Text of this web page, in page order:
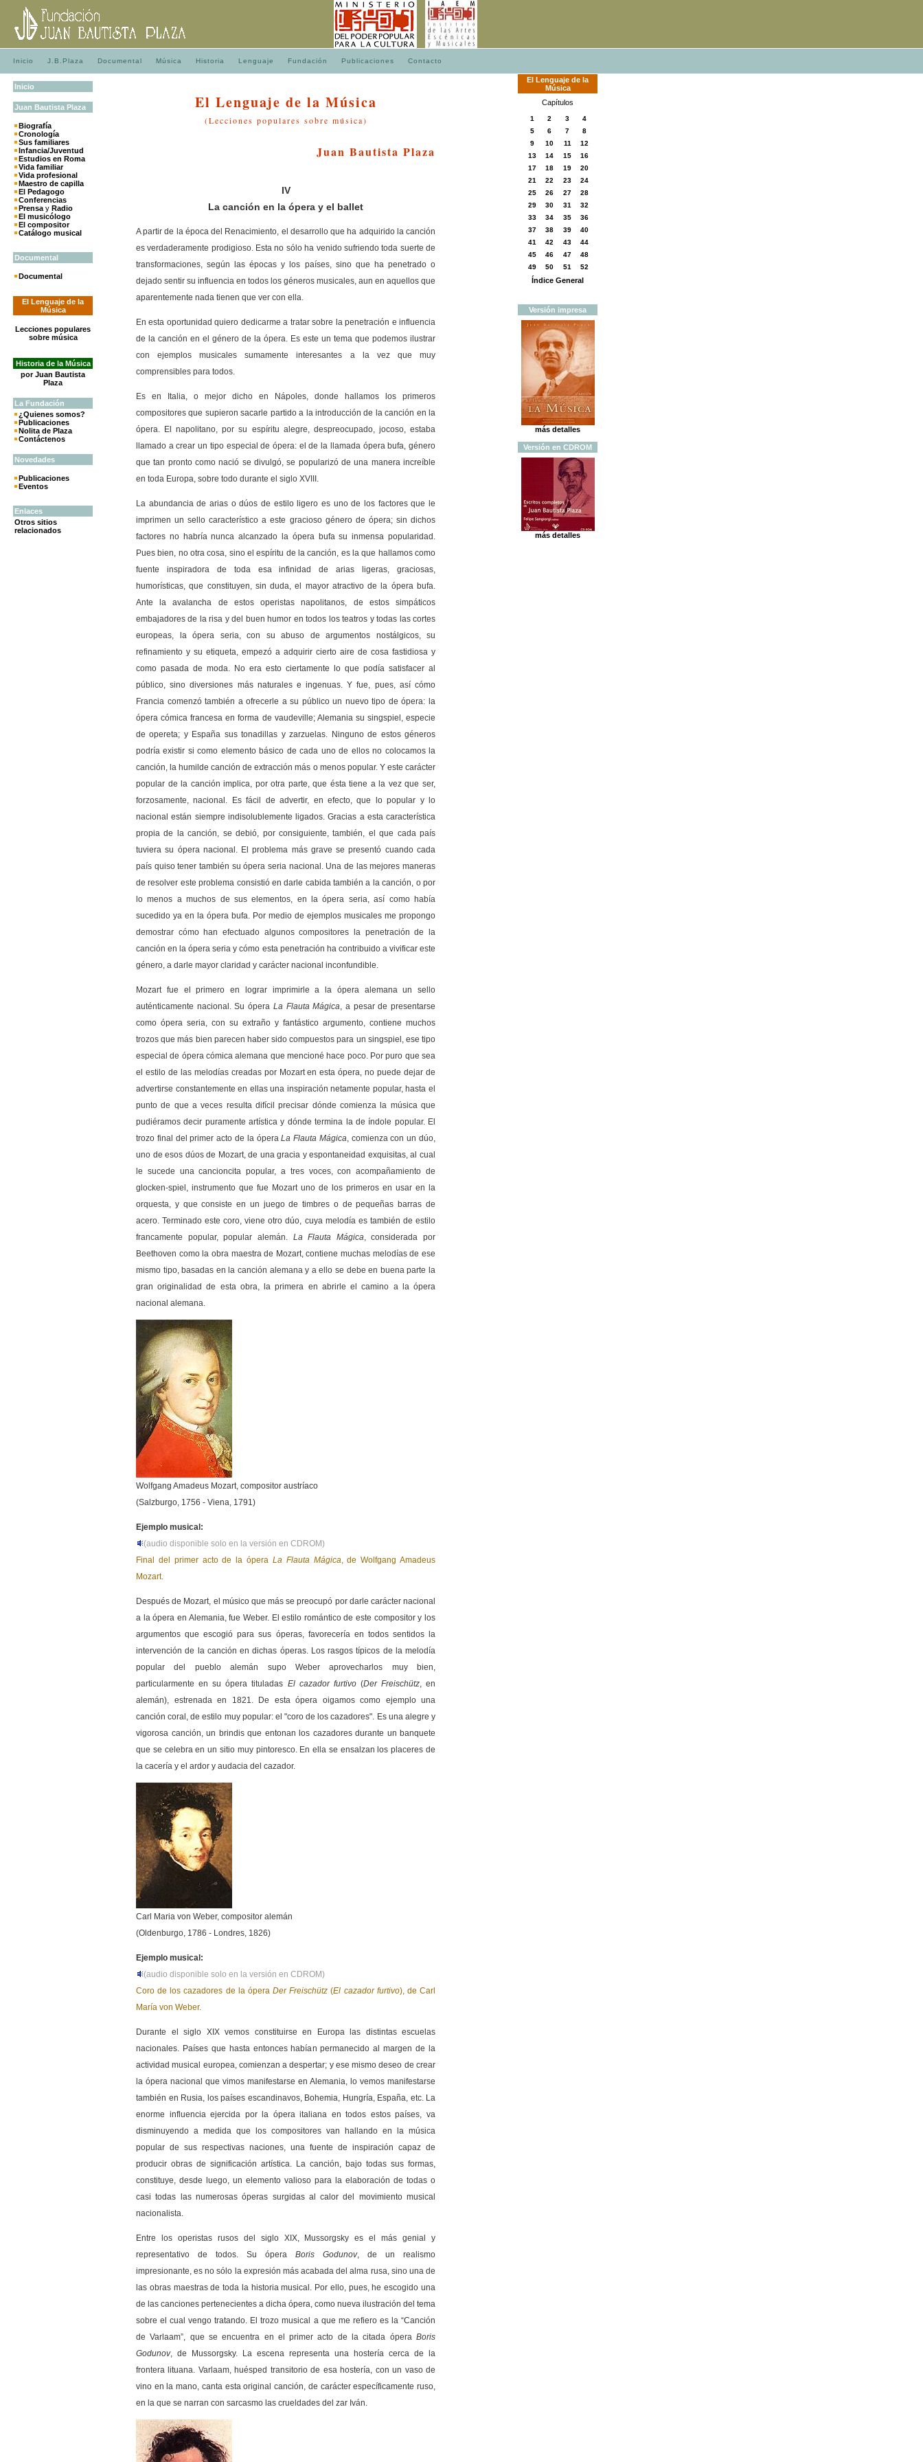
Inicio J.B.Plaza Documental Música Historia Lenguaje Fundación Publicaciones Contacto
Inicio
Juan Bautista Plaza
Biografía
Cronología
Sus familiares
Infancia/Juventud
Estudios en Roma
Vida familiar
Vida profesional
Maestro de capilla
El Pedagogo
Conferencias
Prensa y Radio
El musicólogo
El compositor
Catálogo musical
Documental
Documental
El Lenguaje de la
Música
Lecciones populares
sobre música
Historia de la Música
por Juan Bautista
Plaza
La Fundación
¿Quienes somos?
Publicaciones
Nolita de Plaza
Contáctenos
Novedades
Publicaciones
Eventos
Enlaces
Otros sitios
relacionados
El Lenguaje de la Música
(Lecciones populares sobre música)
Juan Bautista Plaza
IV
La canción en la ópera y el ballet
A partir de la época del Renacimiento, el desarrollo que ha adquirido la canción
es verdaderamente prodigioso. Esta no sólo ha venido sufriendo toda suerte de
transformaciones, según las épocas y los países, sino que ha penetrado o
dejado sentir su influencia en todos los géneros musicales, aun en aquellos que
aparentemente nada tienen que ver con ella.
En esta oportunidad quiero dedicarme a tratar sobre la penetración e influencia
de la canción en el género de la ópera. Es este un tema que podemos ilustrar
con ejemplos musicales sumamente interesantes a la vez que muy
comprensibles para todos.
Es en Italia, o mejor dicho en Nápoles, donde hallamos los primeros
compositores que supieron sacarle partido a la introducción de la canción en la
ópera. El napolitano, por su espíritu alegre, despreocupado, jocoso, estaba
llamado a crear un tipo especial de ópera: el de la llamada ópera bufa, género
que tan pronto como nació se divulgó, se popularizó de una manera increíble
en toda Europa, sobre todo durante el siglo XVIII.
La abundancia de arias o dúos de estilo ligero es uno de los factores que le
imprimen un sello característico a este gracioso género de ópera; sin dichos
factores no habría nunca alcanzado la ópera bufa su inmensa popularidad.
Pues bien, no otra cosa, sino el espíritu de la canción, es la que hallamos como
fuente inspiradora de toda esa infinidad de arias ligeras, graciosas,
humorísticas, que constituyen, sin duda, el mayor atractivo de la ópera bufa.
Ante la avalancha de estos operistas napolitanos, de estos simpáticos
embajadores de la risa y del buen humor en todos los teatros y todas las cortes
europeas, la ópera seria, con su abuso de argumentos nostálgicos, su
refinamiento y su etiqueta, empezó a adquirir cierto aire de cosa fastidiosa y
como pasada de moda. No era esto ciertamente lo que podía satisfacer al
público, sino diversiones más naturales e ingenuas. Y fue, pues, así cómo
Francia comenzó también a ofrecerle a su público un nuevo tipo de ópera: la
ópera cómica francesa en forma de vaudeville; Alemania su singspiel, especie
de opereta; y España sus tonadillas y zarzuelas. Ninguno de estos géneros
podría existir si como elemento básico de cada uno de ellos no colocamos la
canción, la humilde canción de extracción más o menos popular. Y este carácter
popular de la canción implica, por otra parte, que ésta tiene a la vez que ser,
forzosamente, nacional. Es fácil de advertir, en efecto, que lo popular y lo
nacional están siempre indisolublemente ligados. Gracias a esta característica
propia de la canción, se debió, por consiguiente, también, el que cada país
tuviera su ópera nacional. El problema más grave se presentó cuando cada
país quiso tener también su ópera seria nacional. Una de las mejores maneras
de resolver este problema consistió en darle cabida también a la canción, o por
lo menos a muchos de sus elementos, en la ópera seria, así como había
sucedido ya en la ópera bufa. Por medio de ejemplos musicales me propongo
demostrar cómo han efectuado algunos compositores la penetración de la
canción en la ópera seria y cómo esta penetración ha contribuido a vivificar este
género, a darle mayor claridad y carácter nacional inconfundible.
Mozart fue el primero en lograr imprimirle a la ópera alemana un sello
auténticamente nacional. Su ópera La Flauta Mágica, a pesar de presentarse
como ópera seria, con su extraño y fantástico argumento, contiene muchos
trozos que más bien parecen haber sido compuestos para un singspiel, ese tipo
especial de ópera cómica alemana que mencioné hace poco. Por puro que sea
el estilo de las melodías creadas por Mozart en esta ópera, no puede dejar de
advertirse constantemente en ellas una inspiración netamente popular, hasta el
punto de que a veces resulta difícil precisar dónde comienza la música que
pudiéramos decir puramente artística y dónde termina la de índole popular. El
trozo final del primer acto de la óperaLa Flauta Mágica, comienza con un dúo,
uno de esos dúos de Mozart, de una gracia y espontaneidad exquisitas, al cual
le sucede una cancioncita popular, a tres voces, con acompañamiento de
glocken-spiel, instrumento que fue Mozart uno de los primeros en usar en la
orquesta, y que consiste en un juego de timbres o de pequeñas barras de
acero. Terminado este coro, viene otro dúo, cuya melodía es también de estilo
francamente popular, popular alemán. La Flauta Mágica, considerada por
Beethoven como la obra maestra de Mozart, contiene muchas melodías de ese
mismo tipo, basadas en la canción alemana y a ello se debe en buena parte la
gran originalidad de esta obra, la primera en abrirle el camino a la ópera
nacional alemana.
Wolfgang Amadeus Mozart, compositor austríaco
(Salzburgo, 1756 - Viena, 1791)
Ejemplo musical:
(audio disponible solo en la versión en CDROM)
Final del primer acto de la ópera La Flauta Mágica, de Wolfgang Amadeus
Mozart.
Después de Mozart, el músico que más se preocupó por darle carácter nacional
a la ópera en Alemania, fue Weber. El estilo romántico de este compositor y los
argumentos que escogió para sus óperas, favorecería en todos sentidos la
intervención de la canción en dichas óperas. Los rasgos típicos de la melodía
popular del pueblo alemán supo Weber aprovecharlos muy bien,
particularmente en su ópera tituladas El cazador furtivo(Der Freischütz, en
alemán), estrenada en 1821. De esta ópera oigamos como ejemplo una
canción coral, de estilo muy popular: el "coro de los cazadores". Es una alegre y
vigorosa canción, un brindis que entonan los cazadores durante un banquete
que se celebra en un sitio muy pintoresco. En ella se ensalzan los placeres de
la cacería y el ardor y audacia del cazador.
Carl Maria von Weber, compositor alemán
(Oldenburgo, 1786 - Londres, 1826)
Ejemplo musical:
(audio disponible solo en la versión en CDROM)
Coro de los cazadores de la óperaDer Freischütz (El cazador furtivo), de Carl
María von Weber.
Durante el siglo XIX vemos constituirse en Europa las distintas escuelas
nacionales. Países que hasta entonces habían permanecido al margen de la
actividad musical europea, comienzan a despertar; y ese mismo deseo de crear
la ópera nacional que vimos manifestarse en Alemania, lo vemos manifestarse
también en Rusia, los países escandinavos, Bohemia, Hungría, España, etc. La
enorme influencia ejercida por la ópera italiana en todos estos países, va
disminuyendo a medida que los compositores van hallando en la música
popular de sus respectivas naciones, una fuente de inspiración capaz de
producir obras de significación artística. La canción, bajo todas sus formas,
constituye, desde luego, un elemento valioso para la elaboración de todas o
casi todas las numerosas óperas surgidas al calor del movimiento musical
nacionalista.
Entre los operistas rusos del siglo XIX, Mussorgsky es el más genial y
representativo de todos. Su ópera Boris Godunov, de un realismo
impresionante, es no sólo la expresión más acabada del alma rusa, sino una de
las obras maestras de toda la historia musical. Por ello, pues, he escogido una
de las canciones pertenecientes a dicha ópera, como nueva ilustración del tema
sobre el cual vengo tratando. El trozo musical a que me refiero es la “Canción
de Varlaam”, que se encuentra en el primer acto de la citada ópera Boris
Godunov, de Mussorgsky. La escena representa una hostería cerca de la
frontera lituana. Varlaam, huésped transitorio de esa hostería, con un vaso de
vino en la mano, canta esta original canción, de carácter específicamente ruso,
en la que se narran con sarcasmo las crueldades del zar Iván.
El Lenguaje de la
Música
Capítulos
1 2 3
4
5
6 7
8
9
10 11
12
13
14 15
16
17
18 19
20
21
22 23
24
25
26 27
28
29
30 31
32
33
34 35
36
37
38 39
40
41
42 43
44
45
46 47
48
49
50 51 52
Índice General
Versión impresa
más detalles
Versión en CDROM
más detalles